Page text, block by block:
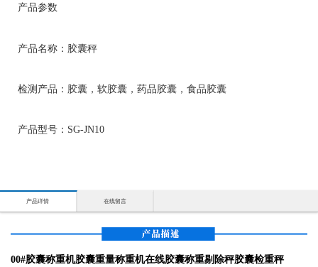
产品参数
产品名称：胶囊秤
检测产品：胶囊，软胶囊，药品胶囊，食品胶囊
产品型号：SG-JN10
产品详情 在线留言
00#胶囊称重机胶囊重量称重机在线胶囊称重剔除秤胶囊检重秤